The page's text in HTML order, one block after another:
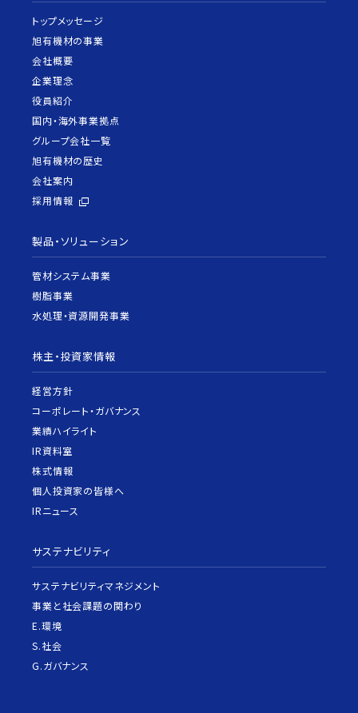
トップメッセージ
旭有機材の事業
会社概要
企業理念
役員紹介
国内・海外事業拠点
グループ会社一覧
旭有機材の歴史
会社案内
採用情報
製品・ソリューション
管材システム事業
樹脂事業
水処理・資源開発事業
株主・投資家情報
経営方針
コーポレート・ガバナンス
業績ハイライト
IR資料室
株式情報
個人投資家の皆様へ
IRニュース
サステナビリティ
サステナビリティマネジメント
事業と社会課題の関わり
E.環境
S.社会
G.ガバナンス